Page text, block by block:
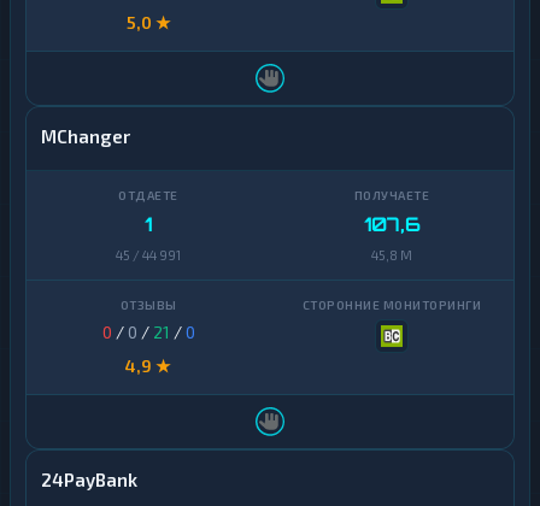
5,0 ★
MChanger
1
45 / 44 991
107,6
45,8 M
0 / 0 / 21 /0
4,9 ★
24PayBank